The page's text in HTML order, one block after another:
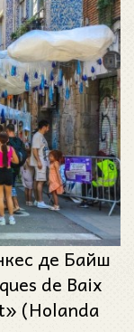
де Байш
de Baix
(Holanda